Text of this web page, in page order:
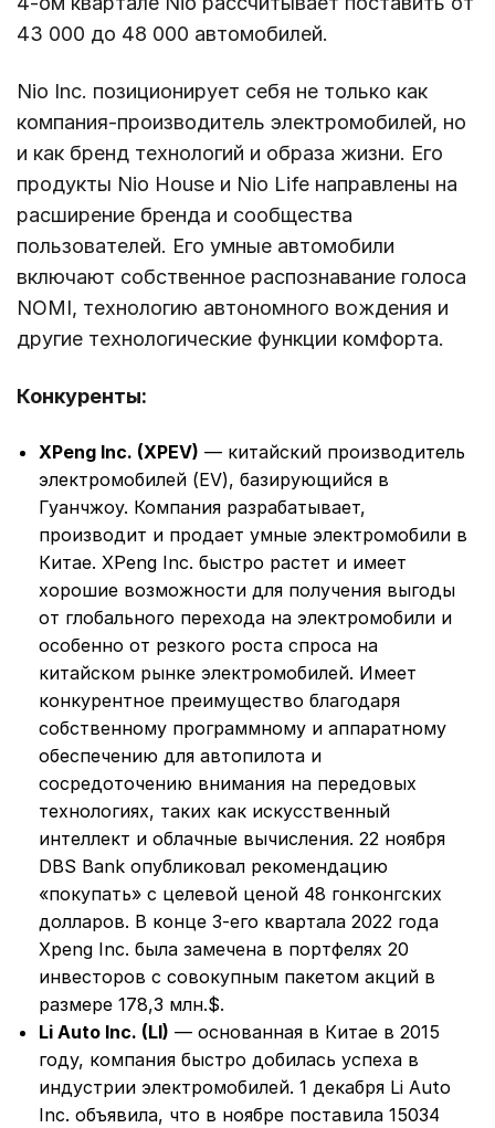
43 000 до 48 000 автомобилей.
Nio Inc. позиционирует себя не только как
компания-производитель электромобилей, но
и как бренд технологий и образа жизни. Его
продукты Nio House и Nio Life направлены на
расширение бренда и сообщества
пользователей. Его умные автомобили
включают собственное распознавание голоса
NOMI, технологию автономного вождения и
другие технологические функции комфорта.
Конкуренты:
XPeng Inc. (XPEV) — китайский производитель
электромобилей (EV), базирующийся в
Гуанчжоу. Компания разрабатывает,
производит и продает умные электромобили в
Китае. XPeng Inc. быстро растет и имеет
хорошие возможности для получения выгоды
от глобального перехода на электромобили и
особенно от резкого роста спроса на
китайском рынке электромобилей. Имеет
конкурентное преимущество благодаря
собственному программному и аппаратному
обеспечению для автопилота и
сосредоточению внимания на передовых
технологиях, таких как искусственный
интеллект и облачные вычисления. 22 ноября
DBS Bank опубликовал рекомендацию
«покупать» с целевой ценой 48 гонконгских
долларов. В конце 3-его квартала 2022 года
Xpeng Inc. была замечена в портфелях 20
инвесторов с совокупным пакетом акций в
размере 178,3 млн.$.
Li Auto Inc. (LI) — основанная в Китае в 2015
году, компания быстро добилась успеха в
индустрии электромобилей. 1 декабря Li Auto
Inc. объявила, что в ноябре поставила 15034